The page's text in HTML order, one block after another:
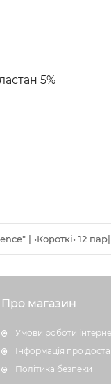
5%
| •Короткі• 12
Про магазин
Умови роботи
Інформація про
Політика безпеки